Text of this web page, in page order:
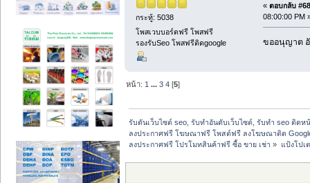
กระทู้: 5038
โพสเวบบอร์ดฟรี โพสฟรี
รองรับSeo โพสฟรีติดgoogle
« ตอบกลับ
08:00:00 PM
ขออนุญาต
หน้า: 1 ...3 4 [5]
รับดันเว็บไซต์ seo, รับทำอันดับเว็บไซต์, รับทำ seo ติดห
ลงประกาศฟรี โฆษณาฟรี โพสต์ฟรี ลงโฆษณาติด
ลงประกาศฟรี โปรโมทสินค้าฟรี ซื้อ ขาย เช่า » แป้งโปเ